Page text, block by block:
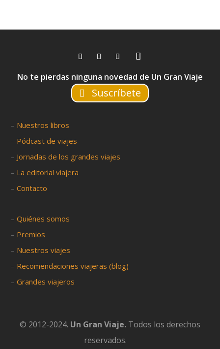
No te pierdas ninguna novedad de Un Gran Viaje
Suscríbete
– Nuestros libros
– Pódcast de viajes
– Jornadas de los grandes viajes
– La editorial viajera
–Contacto
–Quiénes somos
– Premios
– Nuestros viajes
– Recomendaciones viajeras (blog)
–Grandes viajeros
© 2012-2024. Un Gran Viaje. Todos los derechos
reservados.